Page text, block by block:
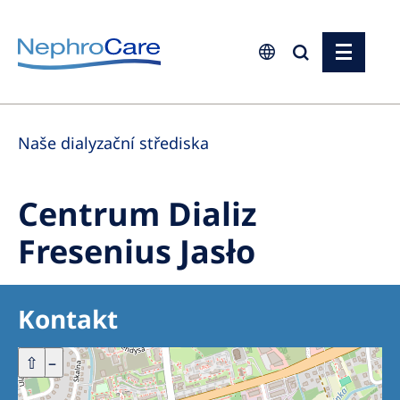
Europe
Czech Republic
Germany
Israel
Netherlands
Poland
Portugal
Naše dialyzační střediska
Centrum Dializ
Fresenius Jasło
Kontakt
+ –
⇧